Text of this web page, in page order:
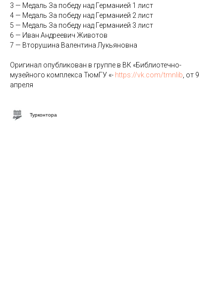
3 — Медаль За победу над Германией 1 лист
4 — Медаль За победу над Германией 2 лист
5 — Медаль За победу над Германией 3 лист
6 — Иван Андреевич Животов
7 — Вторушина Валентина Лукьяновна
Оригинал опубликован в группе в ВК «Библиотечно-
музейного комплекса ТюмГУ «- https://vk.com/tmnlib , от 9
апреля
Турконтора